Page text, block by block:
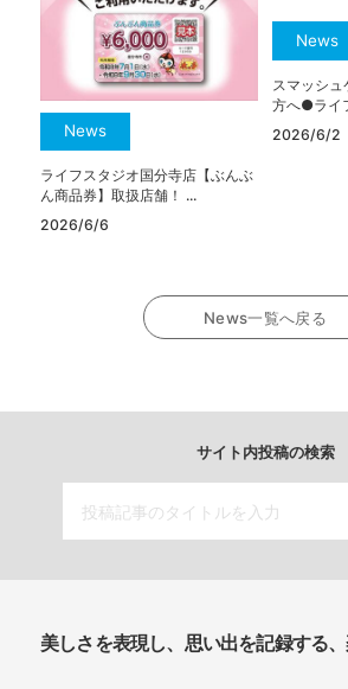
News
ライフスタジオ国分寺店【ぶんぶ
ん商品券】取扱店舗！ ...
2026/6/6
News
スマッシ
方へ●ライ
2026/6/2
News一覧へ戻る
サイト内投稿の検索
美しさを表現し、思い出を記録する